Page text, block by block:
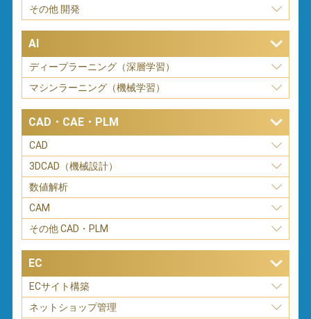
その他 開発
AI
ディープラーニング（深層学習）
マシンラーニング（機械学習）
CAD・CAE・PLM
CAD
3DCAD（機械設計）
数値解析
CAM
その他 CAD・PLM
EC
ECサイト構築
ネットショップ管理